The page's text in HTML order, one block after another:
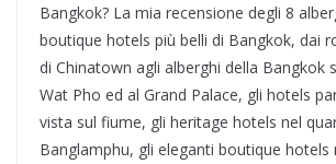
Bangkok? La mia recensione degli 8
boutique hotels più belli di Bangkok, dai
di Chinatown agli alberghi della Bangkok
Wat Pho ed al Grand Palace, gli hotels
vista sul fiume, gli heritage hotels nel
Banglamphu, gli eleganti boutique hotels